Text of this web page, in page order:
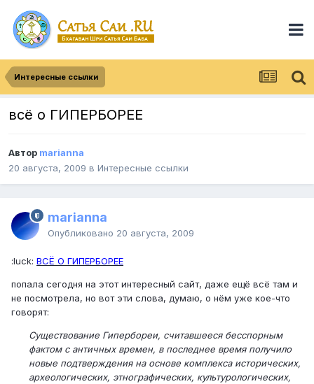
Интересные ссылки
всё о ГИПЕРБОРЕЕ
Автор marianna
20 августа, 2009 в Интересные ссылки
marianna
Опубликовано 20 августа, 2009
:luck: ВСЁ О ГИПЕРБОРЕЕ
попала сегодня на этот интересный сайт, даже ещё всё там и
не посмотрела, но вот эти слова, думаю, о нём уже кое-что
говорят:
Существование Гипербореи, считавшееся бесспорным
фактом с античных времен, в последнее время получило
новые подтверждения на основе комплекса исторических,
археологических, этнографических, культурологических,